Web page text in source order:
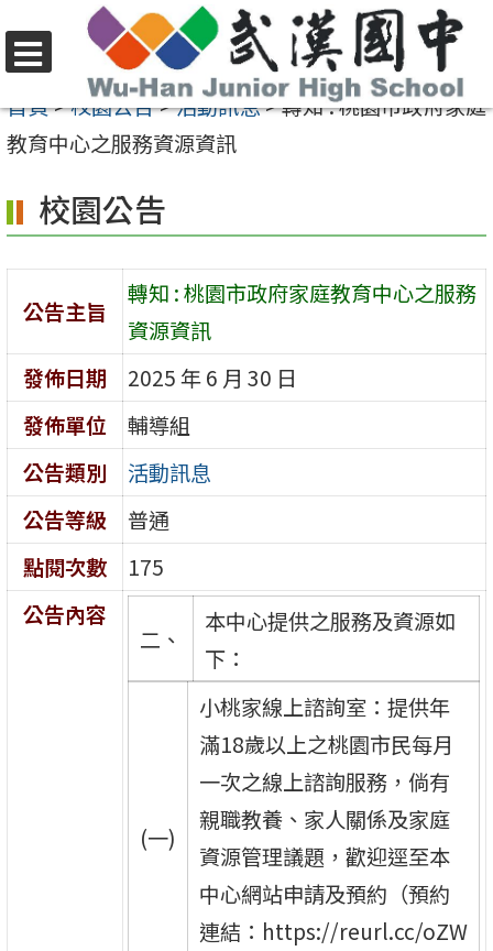
至
要
容
區
選
單
首頁>校園公告>活動訊息>轉知 : 桃園市政府家庭
教育中心之服務資源資訊
校園公告
公告主旨
轉知 : 桃園市政府家庭教育中心之服務
資源資訊
發佈日期
2025 年 6 月 30 日
發佈單位
輔導組
公告類別
活動訊息
公告等級
普通
點閱次數
175
公告內容
二、
本中心提供之服務及資源如
下：
(一)
小桃家線上諮詢室：提供年
滿18歲以上之桃園市民每月
一次之線上諮詢服務，倘有
親職教養、家人關係及家庭
資源管理議題，歡迎逕至本
中心網站申請及預約（預約
連結：https://reurl.cc/oZW